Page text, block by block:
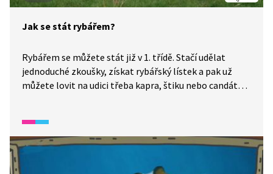
Jak se stát rybářem?
Rybářem se můžete stát již v 1. třídě. Stačí udělat
jednoduché zkoušky, získat rybářský lístek a pak už
můžete lovit na udici třeba kapra, štiku nebo candáta.